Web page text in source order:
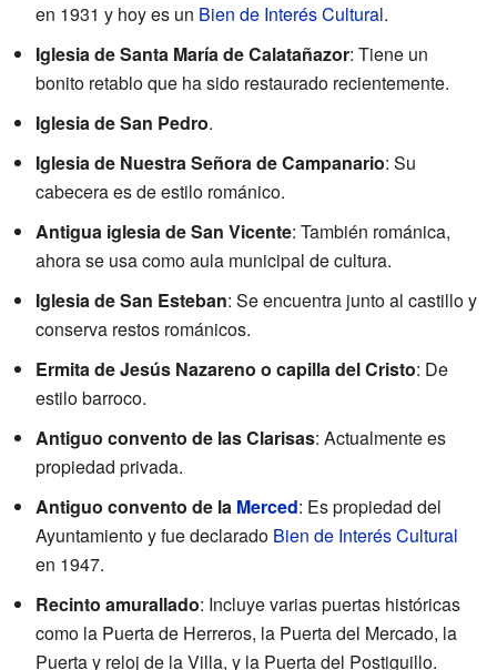
en 1931 y hoy es un Bien de Interés Cultural.
Iglesia de Santa María de Calatañazor: Tiene un
bonito retablo que ha sido restaurado recientemente.
Iglesia de San Pedro.
Iglesia de Nuestra Señora de Campanario: Su
cabecera es de estilo románico.
Antigua iglesia de San Vicente: También románica,
ahora se usa como aula municipal de cultura.
Iglesia de San Esteban: Se encuentra junto al castillo y
conserva restos románicos.
Ermita de Jesús Nazareno o capilla del Cristo: De
estilo barroco.
Antiguo convento de las Clarisas: Actualmente es
propiedad privada.
Antiguo convento de la Merced: Es propiedad del
Ayuntamiento y fue declarado Bien de Interés Cultural
en 1947.
Recinto amurallado: Incluye varias puertas históricas
como la Puerta de Herreros, la Puerta del Mercado, la
Puerta y reloj de la Villa, y la Puerta del Postiguillo.